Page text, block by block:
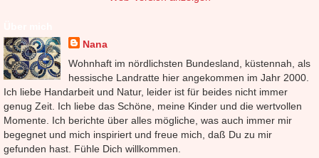
Nana
Wohnhaft im nördlichsten Bundesland, küstennah, als
hessische Landratte hier angekommen im Jahr 2000.
Ich liebe Handarbeit und Natur, leider ist für beides nicht immer
genug Zeit. Ich liebe das Schöne, meine Kinder und die wertvollen
Momente. Ich berichte über alles mögliche, was auch immer mir
begegnet und mich inspiriert und freue mich, daß Du zu mir
gefunden hast. Fühle Dich willkommen.